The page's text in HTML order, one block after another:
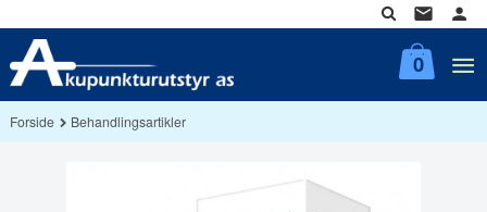
til
innholdet
0
Forside Behandlingsartikler